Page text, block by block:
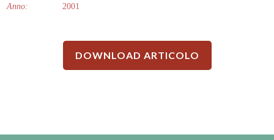
Anno:
2001
DOWNLOAD ARTICOLO